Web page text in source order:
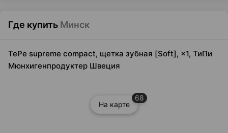
Где купить Минск
TePe supreme compact, щетка зубная [Soft], ×1, ТиПи
Мюнхигенпродуктер Швеция
На карте
68